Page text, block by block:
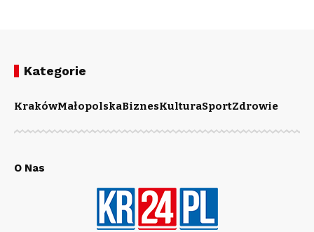
Kategorie
KrakówMałopolskaBiznesKulturaSportZdrowie
O Nas